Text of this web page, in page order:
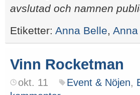
avslutad och namnen
Etiketter: Anna Belle,
Vinn Rocketman
okt. 11 Event & Nöjen,